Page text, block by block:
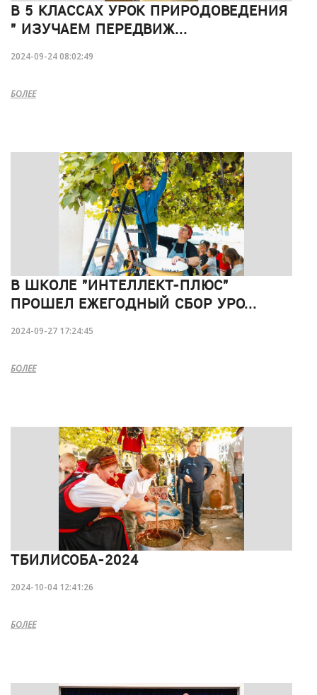
В 5 КЛАССАХ УРОК ПРИРОДОВЕДЕНИЯ
" ИЗУЧАЕМ ПЕРЕДВИЖ...
2024-09-24 08:02:49
БОЛЕЕ
В ШКОЛЕ "ИНТЕЛЛЕКТ-ПЛЮС"
ПРОШЕЛ ЕЖЕГОДНЫЙ СБОР УРО...
2024-09-27 17:24:45
БОЛЕЕ
ТБИЛИСОБА-2024
2024-10-04 12:41:26
БОЛЕЕ